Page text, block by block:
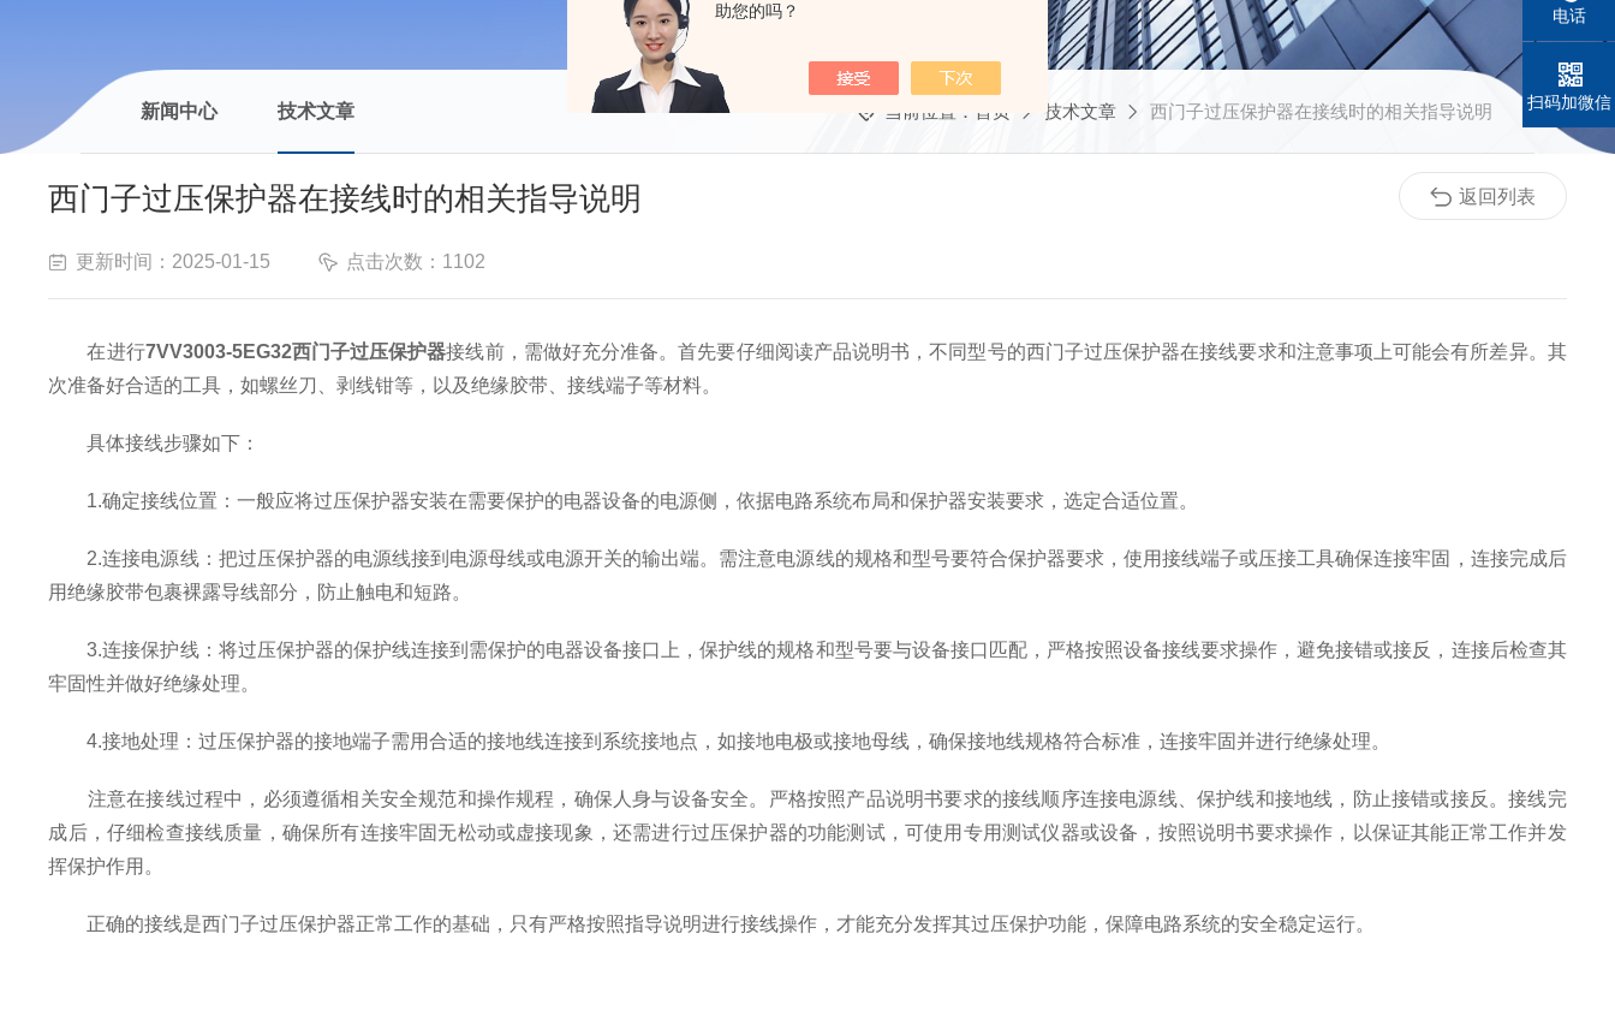
助您的吗？
新闻中心 技术文章 当前位置： 首页 技术文章 西门子过压保护器在接线时的相关指导说明
西门子过压保护器在接线时的相关指导说明
更新时间：2025-01-15 点击次数：1102
在进行7VV3003-5EG32西门子过压保护器接线前，需做好充分准备。首先要仔细阅读产品说明书，不同型号的西门子过压保护器在接线要求和注意事项上可能会有所差异。其
次准备好合适的工具，如螺丝刀、剥线钳等，以及绝缘胶带、接线端子等材料。
具体接线步骤如下：
1.确定接线位置：一般应将过压保护器安装在需要保护的电器设备的电源侧，依据电路系统布局和保护器安装要求，选定合适位置。
2.连接电源线：把过压保护器的电源线接到电源母线或电源开关的输出端。需注意电源线的规格和型号要符合保护器要求，使用接线端子或压接工具确保连接牢固，连接完成后
用绝缘胶带包裹裸露导线部分，防止触电和短路。
3.连接保护线：将过压保护器的保护线连接到需保护的电器设备接口上，保护线的规格和型号要与设备接口匹配，严格按照设备接线要求操作，避免接错或接反，连接后检查其
牢固性并做好绝缘处理。
4.接地处理：过压保护器的接地端子需用合适的接地线连接到系统接地点，如接地电极或接地母线，确保接地线规格符合标准，连接牢固并进行绝缘处理。
注意在接线过程中，必须遵循相关安全规范和操作规程，确保人身与设备安全。严格按照产品说明书要求的接线顺序连接电源线、保护线和接地线，防止接错或接反。接线完
成后，仔细检查接线质量，确保所有连接牢固无松动或虚接现象，还需进行过压保护器的功能测试，可使用专用测试仪器或设备，按照说明书要求操作，以保证其能正常工作并发
挥保护作用。
正确的接线是西门子过压保护器正常工作的基础，只有严格按照指导说明进行接线操作，才能充分发挥其过压保护功能，保障电路系统的安全稳定运行。
返回列表
电话
扫码加微信